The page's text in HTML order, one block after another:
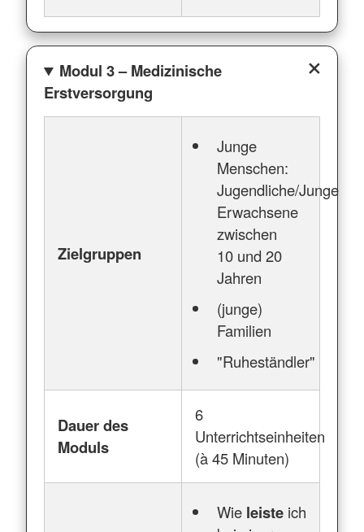
Modul 3 – Medizinische
Erstversorgung
Zielgruppen
Junge
Menschen:
Jugendliche/Junge
Erwachsene
zwischen
10 und 20
Jahren
(junge)
Familien
"Ruheständler"
Dauer des
Moduls
6
Unterrichtseinheiten
(à 45 Minuten)
Wie leiste ich